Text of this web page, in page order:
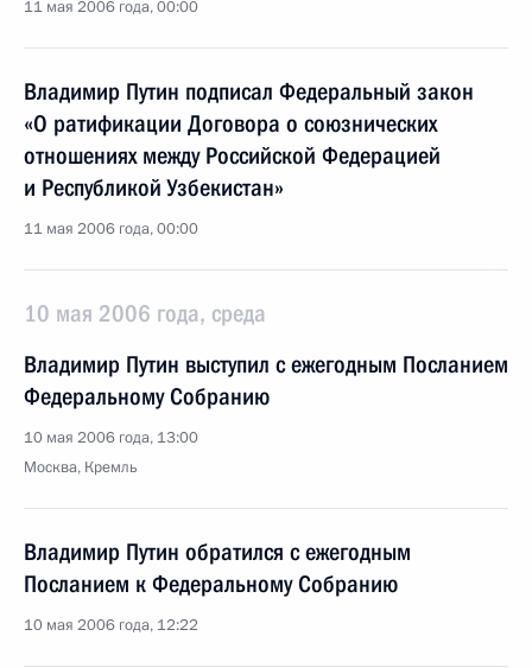
11 мая 2006 года, 00:00
Владимир Путин подписал Федеральный закон
«О ратификации Договора о союзнических
отношениях между Российской Федерацией
и Республикой Узбекистан»
11 мая 2006 года, 00:00
10 мая 2006 года, среда
Владимир Путин выступил с ежегодным Посланием
Федеральному Собранию
10 мая 2006 года, 13:00
Москва, Кремль
Владимир Путин обратился с ежегодным
Посланием к Федеральному Собранию
10 мая 2006 года, 12:22